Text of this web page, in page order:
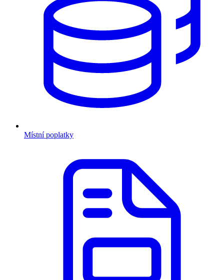
Místní poplatky